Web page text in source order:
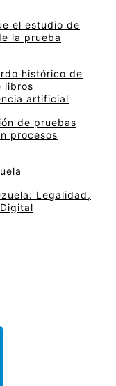
el estudio de
la prueba
histórico de
libros
artificial
de pruebas
procesos
Legalidad,